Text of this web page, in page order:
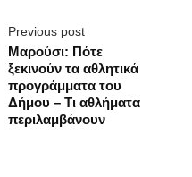
Previous post
Μαρούσι: Πότε
ξεκινούν τα αθλητικά
προγράμματα του
Δήμου – Τι αθλήματα
περιλαμβάνουν